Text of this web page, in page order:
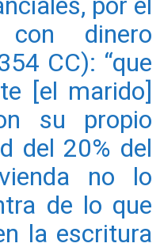
con dinero
CC): “que
[el marido]
su propio
del 20% del
no lo
de lo que
la escritura